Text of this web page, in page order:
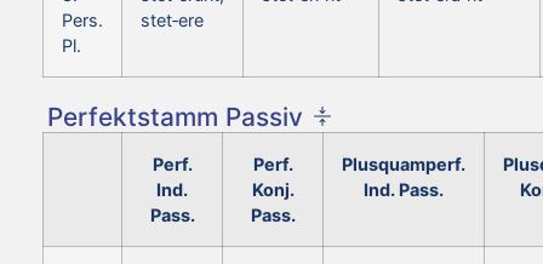
Pers.
Pl.
stet‑ere
Perfektstamm Passiv
Perf.
Ind.
Pass.
Perf.
Konj.
Pass.
Plusquamperf.
Ind. Pass.